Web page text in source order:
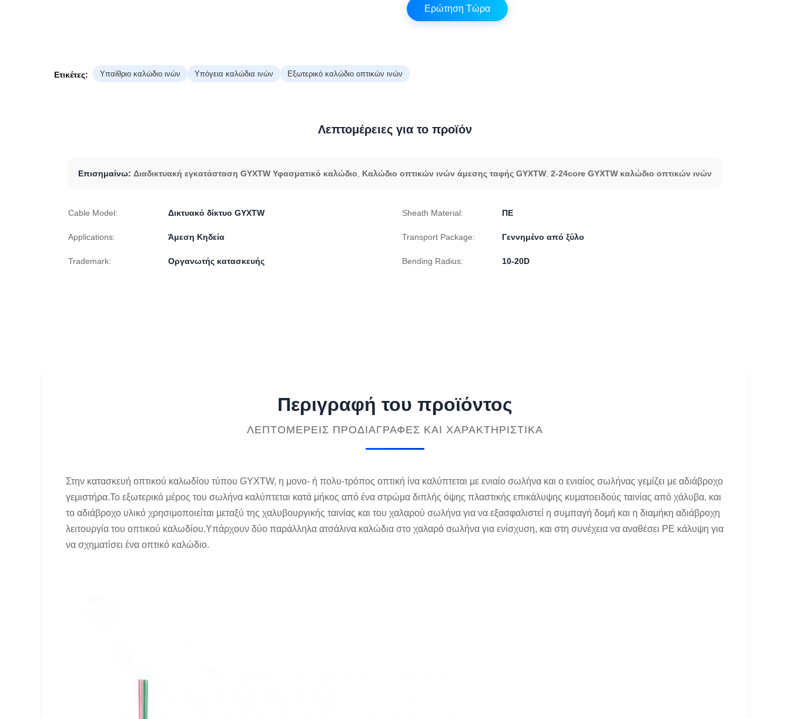
Ερώτηση Τώρα
Ετικέτες: Υπαίθριο καλώδιο ινών Υπόγεια καλώδια ινών Εξωτερικό καλώδιο οπτικών ινών
Λεπτομέρειες για το προϊόν
Επισημαίνω: Διαδικτυακή εγκατάσταση GYXTW Υφασματικό καλώδιο Καλώδιο οπτικών ινών άμεσης ταφής GYXTW 2-24core GYXTW καλώδιο οπτικών ινών
Cable Model: Δικτυακό δίκτυο GYXTW Sheath Material: ΠΕ
Applications: Άμεση Κηδεία Transport Package: Γεννημένο από ξύλο
Trademark: Οργανωτής κατασκευής Bending Radius: 10-20D
Περιγραφή του προϊόντος
ΛΕΠΤΟΜΕΡΕΊΣ ΠΡΟΔΙΑΓΡΑΦΈΣ ΚΑΙ ΧΑΡΑΚΤΗΡΙΣΤΙΚΆ
Στην κατασκευή οπτικού καλωδίου τύπου GYXTW, η μονο- ή πολυ-τρόπος οπτική ίνα καλύπτεται με ενιαίο σωλήνα και ο ενιαίος σωλήνας γεμίζει με αδιάβροχο
γεμιστήρα.Το εξωτερικό μέρος του σωλήνα καλύπτεται κατά μήκος από ένα στρώμα διπλής όψης πλαστικής επικάλυψης κυματοειδούς ταινίας από χάλυβα, και
το αδιάβροχο υλικό χρησιμοποιείται μεταξύ της χαλυβουργικής ταινίας και του χαλαρού σωλήνα για να εξασφαλιστεί η συμπαγή δομή και η διαμήκη αδιάβροχη
λειτουργία του οπτικού καλωδίου.Υπάρχουν δύο παράλληλα ατσάλινα καλώδια στο χαλαρό σωλήνα για ενίσχυση, και στη συνέχεια να αναθέσει PE κάλυψη για
να σχηματίσει ένα οπτικό καλώδιο.